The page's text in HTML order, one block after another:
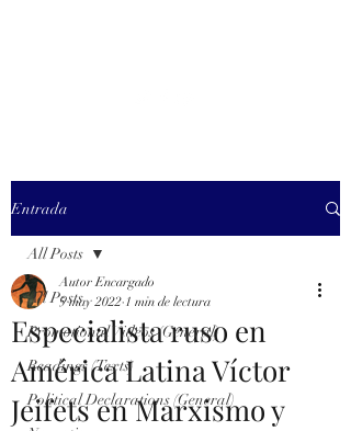
Entrada
All Posts
Promotional Videos (General)
Readings (Texts)
Political Declarations (General)
All Posts
Especialista ruso en
América Latina Víctor
Jeifets en Marxismo y
Autor Encargado
5 may 2022 1 min de lectura